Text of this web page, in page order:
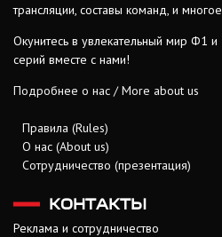
трансляции, составы команд, и
Окунитесь в увлекательный мир Ф1
серий вместе с нами!
Подробнее о нас / More about us
Правила (Rules)
О нас (About us)
Сотрудничество (презентация)
КОНТАКТЫ
Реклама и сотрудничество